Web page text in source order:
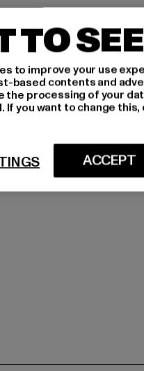
TO
to improve your use
based contents and
the processing of your
you want to change
ACCEPT